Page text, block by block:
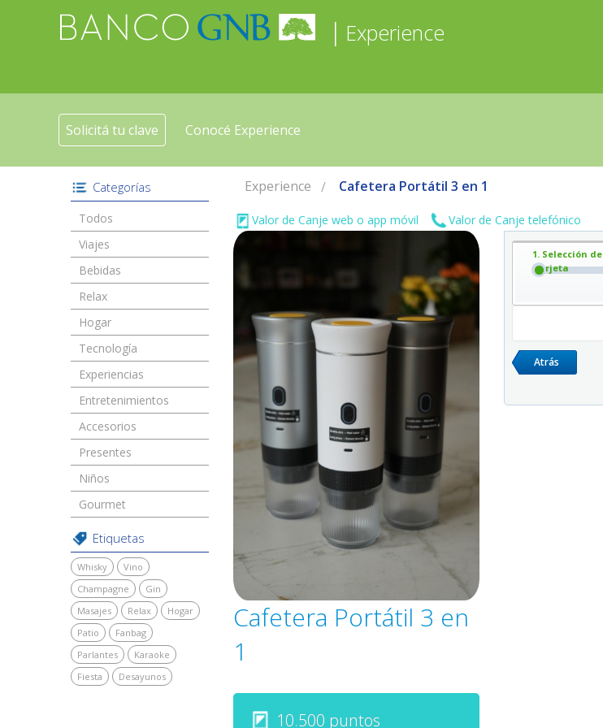
| Experience
Solicitá tu clave Conocé Experience
Categorías
Todos
Viajes
Bebidas
Relax
Hogar
Tecnología
Experiencias
Entretenimientos
Accesorios
Presentes
Niños
Gourmet
Etiquetas
Whisky
Vino
Champagne
Gin
Masajes
Relax
Hogar
Patio
Fanbag
Parlantes
Karaoke
Fiesta
Desayunos
Experience Cafetera Portátil 3 en 1
Valor de Canje web o app móvil Valor de Canje telefónico
Cafetera Portátil 3 en
1
10.500 puntos
1. Selección de
Tarjeta
Atrás